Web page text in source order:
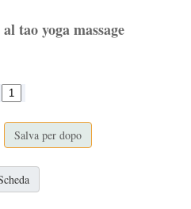
tao yoga massage
Salva per dopo